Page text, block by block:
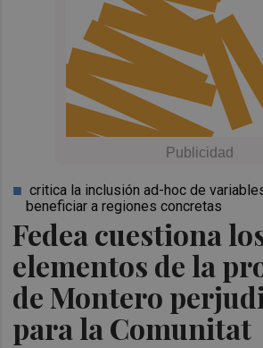
Fedea cuestiona
elementos de la
de Montero
para la Comunitat
critica la inclusión ad-hoc de
beneficiar a regiones concretas